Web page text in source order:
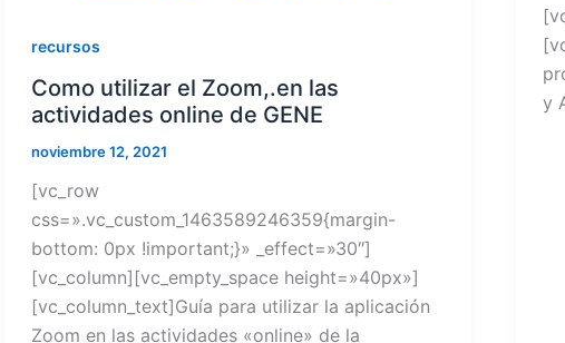
recursos
Como utilizar el Zoom,.en las
actividades online de GENE
noviembre 12, 2021
[vc_row
css=».vc_custom_1463589246359{margin-
bottom: 0px !important;}» _effect=»30″]
[vc_column][vc_empty_space height=»40px»]
[vc_column_text]Guía para utilizar la aplicación
Zoom en las actividades «online» de la
y